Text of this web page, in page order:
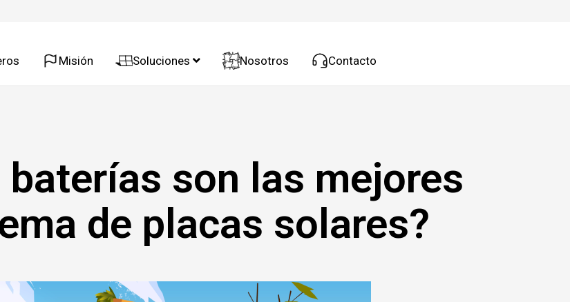
Misión Soluciones Nosotros Contacto
baterías son las mejores
de placas solares?